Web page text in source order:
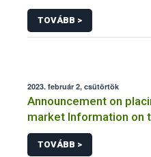
TOVÁBB >
2023. február 2, csütörtök
Announcement on
market Information on
FERTILIZER and the
TOVÁBB >